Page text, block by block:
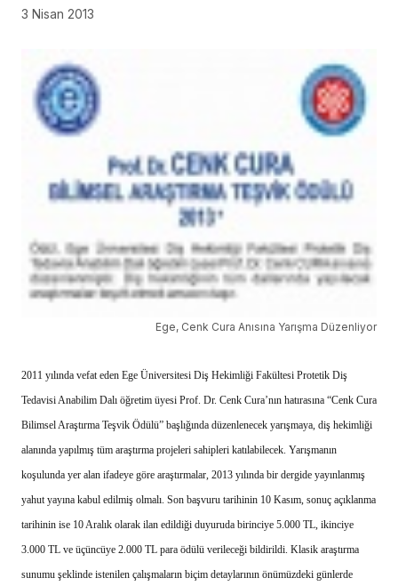
3 Nisan 2013
Ege, Cenk Cura Anısına Yarışma Düzenliyor
2011 yılında vefat eden Ege Üniversitesi Diş Hekimliği Fakültesi Protetik Diş
Tedavisi Anabilim Dalı öğretim üyesi Prof. Dr. Cenk Cura’nın hatırasına “Cenk Cura
Bilimsel Araştırma Teşvik Ödülü” başlığında düzenlenecek yarışmaya, diş hekimliği
alanında yapılmış tüm araştırma projeleri sahipleri katılabilecek. Yarışmanın
koşulunda yer alan ifadeye göre araştırmalar, 2013 yılında bir dergide yayınlanmış
yahut yayına kabul edilmiş olmalı. Son başvuru tarihinin 10 Kasım, sonuç açıklanma
tarihinin ise 10 Aralık olarak ilan edildiği duyuruda birinciye 5.000 TL, ikinciye
3.000 TL ve üçüncüye 2.000 TL para ödülü verileceği bildirildi. Klasik araştırma
sunumu şeklinde istenilen çalışmaların biçim detaylarının önümüzdeki günlerde